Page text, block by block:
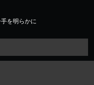
を明らかに